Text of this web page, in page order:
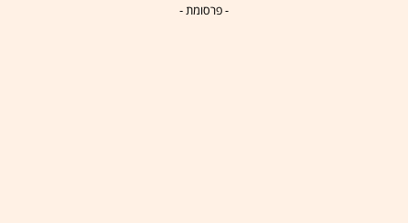
- פרסומת -